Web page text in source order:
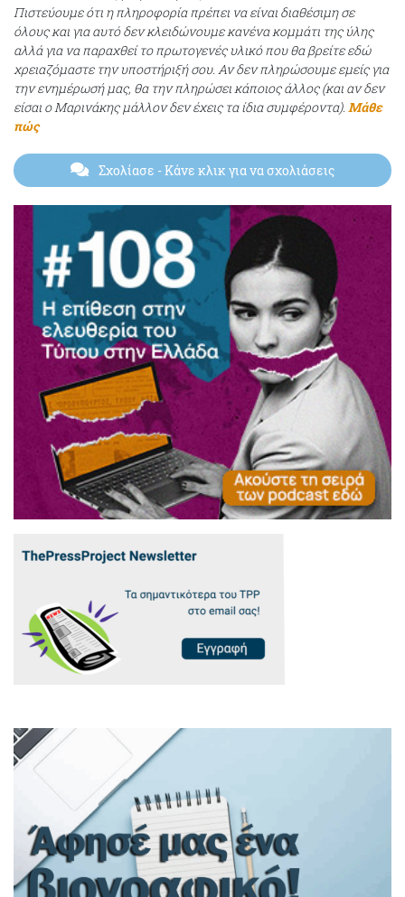
Πιστεύουμε ότι η πληροφορία πρέπει να είναι διαθέσιμη σε
όλους και για αυτό δεν κλειδώνουμε κανένα κομμάτι της ύλης
αλλά για να παραχθεί το πρωτογενές υλικό που θα βρείτε εδώ
χρειαζόμαστε την υποστήριξή σου. Αν δεν πληρώσουμε εμείς για
την ενημέρωσή μας, θα την πληρώσει κάποιος άλλος (και αν δεν
είσαι ο Μαρινάκης μάλλον δεν έχεις τα ίδια συμφέροντα). Μάθε
πώς
Σχολίασε - Κάνε κλικ για να σχολιάσεις